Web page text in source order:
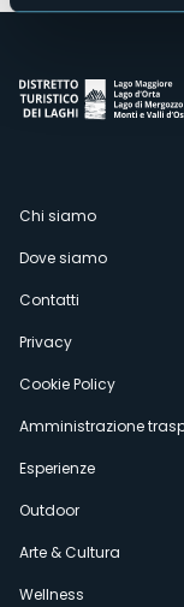
Menù
Chi siamo
Dove siamo
Contatti
Privacy
Cookie Policy
Amministrazione
Esperienze
Outdoor
Arte & Cultura
Wellness